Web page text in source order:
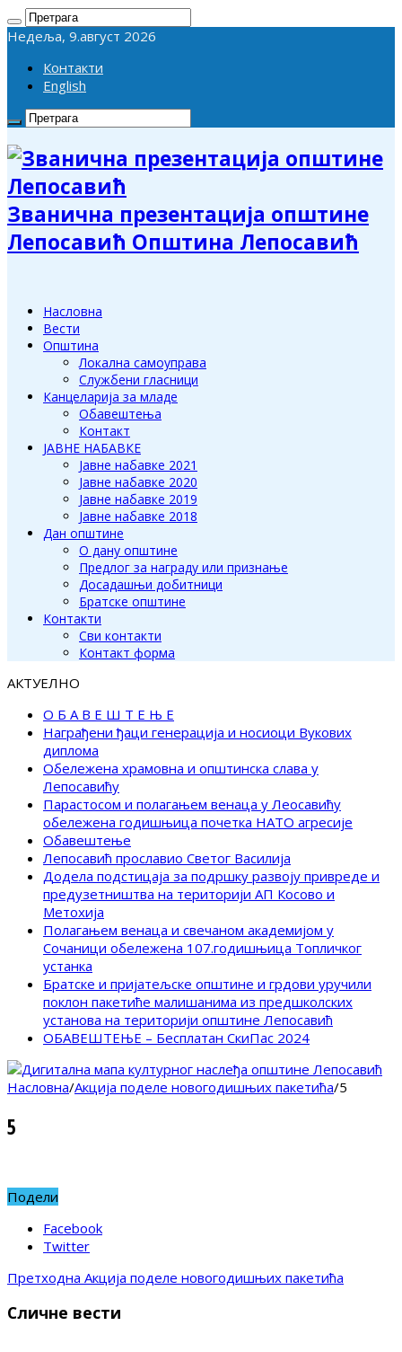
Недеља, 9.август 2026
Контакти
English
Званична презентација општине
Лепосавић Општина Лепосавић
Насловна
Вести
Општина
Локална самоуправа
Службени гласници
Канцеларија за младе
Обавештења
Контакт
ЈАВНЕ НАБАВКЕ
Јавне набавке 2021
Јавне набавке 2020
Јавне набавке 2019
Јавне набавке 2018
Дан општине
О дану општине
Предлог за награду или признање
Досадашњи добитници
Братске општине
Контакти
Сви контакти
Контакт форма
АКТУЕЛНО
О Б А В Е Ш Т Е Њ Е
Награђени ђаци генерација и носиоци Вукових
диплома
Обележена храмовна и општинска слава у
Лепосавићу
Парастосом и полагањем венаца у Леосавићу
обележена годишњица почетка НАТО агресије
Обавештење
Лепосавић прославио Светог Василија
Додела подстицаја за подршку развоју привреде и
предузетништва на територији АП Косово и
Метохија
Полагањем венаца и свечаном академијом у
Сочаници обележена 107.годишњица Топличког
устанка
Братске и пријатељске општине и грдови уручили
поклон пакетиће малишанима из предшколских
установа на територији општине Лепосавић
ОБАВЕШТЕЊЕ – Бесплатан СкиПас 2024
Насловна/Aкција поделе новогодишњих пакетића/5
5
Подели
Facebook
Twitter
Претходна Aкција поделе новогодишњих пакетића
Сличне вести